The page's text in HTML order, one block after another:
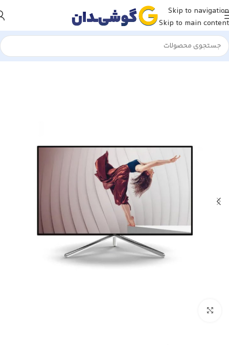
Skip to navigation
Skip to main content
Computer & Office
Monitors
4K Monitors
4K Monitors logitech